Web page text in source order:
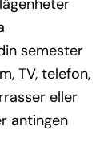
semester
TV, telefon,
eller
antingen